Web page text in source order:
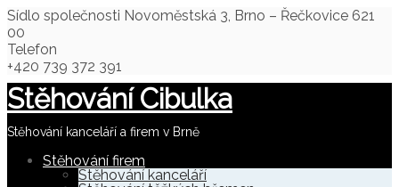
Sídlo společnosti Novoměstská 3, Brno – Řečkovice 621
00
Telefon
+420 739 372 391
Stěhování Cibulka
Stěhování kanceláří a firem v Brně
Stěhování firem
Stěhování kanceláří